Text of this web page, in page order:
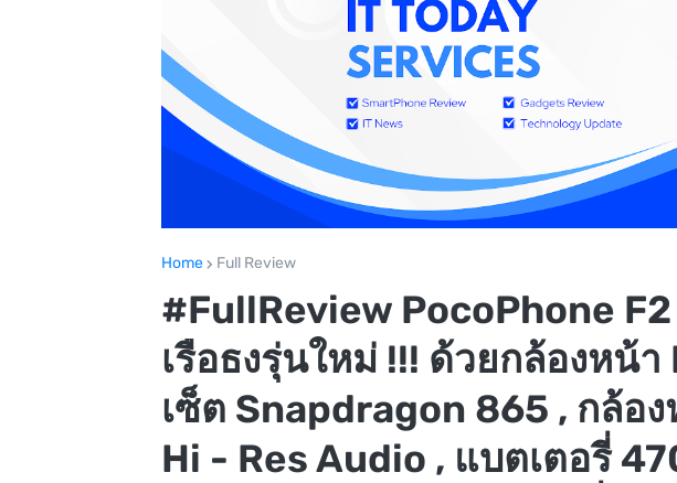
Home Full Review
#FullReview PocoPhone
เรือธงรุ่นใหม่ !!! ด้วยกล้องหน้า
เซ็ต Snapdragon 865 , กล้อง
Hi - Res Audio , แบตเตอรี่